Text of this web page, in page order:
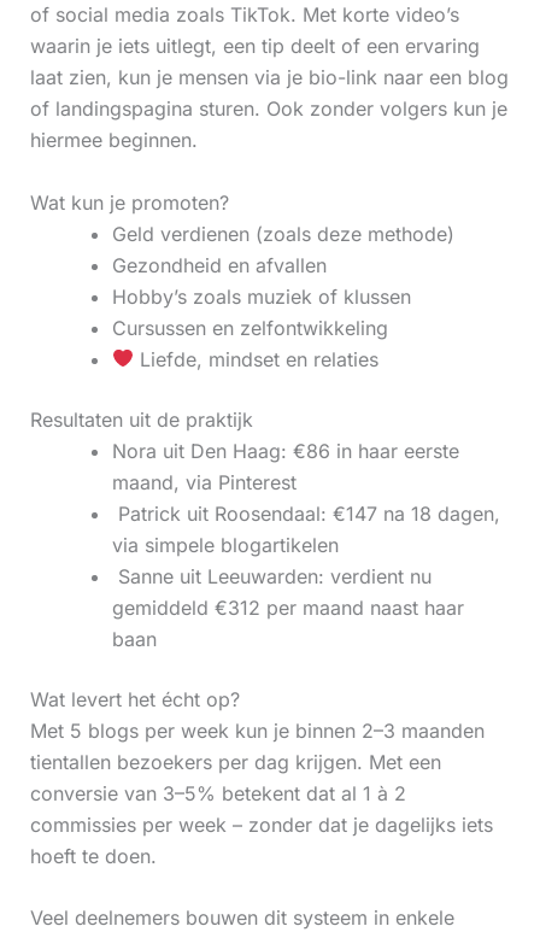
of social media zoals TikTok. Met korte video’s
waarin je iets uitlegt, een tip deelt of een ervaring
laat zien, kun je mensen via je bio-link naar een blog
of landingspagina sturen. Ook zonder volgers kun je
hiermee beginnen.
Wat kun je promoten?
Geld verdienen (zoals deze methode)
Gezondheid en afvallen
Hobby’s zoals muziek of klussen
Cursussen en zelfontwikkeling
Liefde, mindset en relaties
Resultaten uit de praktijk
Nora uit Den Haag: €86 in haar eerste
maand, via Pinterest
‍ Patrick uit Roosendaal: €147 na 18 dagen,
via simpele blogartikelen
‍ Sanne uit Leeuwarden: verdient nu
gemiddeld €312 per maand naast haar
baan
Wat levert het écht op?
Met 5 blogs per week kun je binnen 2–3 maanden
tientallen bezoekers per dag krijgen. Met een
conversie van 3–5% betekent dat al 1 à 2
commissies per week – zonder dat je dagelijks iets
hoeft te doen.
Veel deelnemers bouwen dit systeem in enkele